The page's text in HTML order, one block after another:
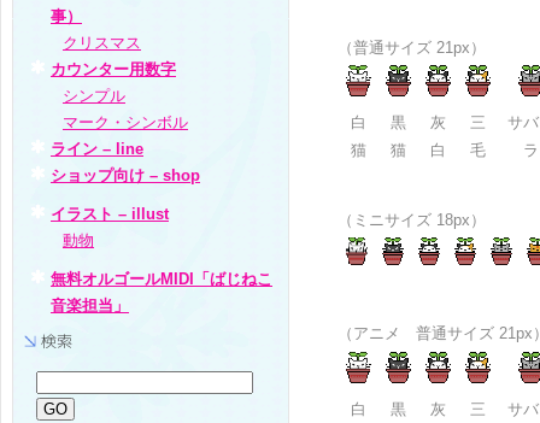
（普通サイズ 21px）
白
猫
黒
猫
灰
白
三
毛
サ
ラ
（ミニサイズ 18px）
（アニメ 普通サイズ 21px
白
黒
灰
三
サ
事）
クリスマス
カウンター用数字
シンプル
マーク・シンボル
ライン – line
ショップ向け – shop
イラスト – illust
動物
無料オルゴールMIDI「ばじねこ
音楽担当」